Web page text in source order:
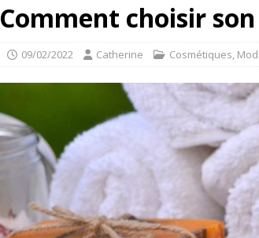
Comment choisir
09/02/2022 Catherine Cosmétiques,